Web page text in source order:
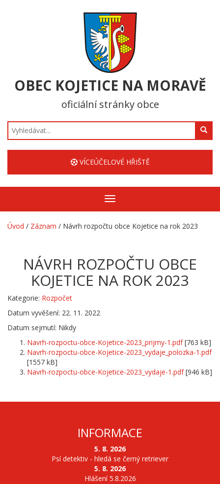
OBEC KOJETICE NA MORAVĚ
oficiální stránky obce
Hledat
VÍCEÚČELOVÉ HŘIŠTĚ
Zobrazit/skrýt
navigaci
Úvod / Záznam / Návrh rozpočtu obce Kojetice na rok 2023
NÁVRH ROZPOČTU OBCE
KOJETICE NA ROK 2023
Kategorie: Rozpočet
Datum vyvěšení: 22. 11. 2022
Datum sejmutí: Nikdy
Navrh-rozpoctu-obce-Kojetice-2023_prijmy-1.pdf[763 kB]
Navrh-rozpoctu-obce-Kojetice-2023_vydaje_polozka-1.pdf
[1557 kB]
Navrh-rozpoctu-obce-Kojetice-2023_vydaje-1.pdf[946 kB]
INFORMACE
5. 8. 2026
Psí detektiv - hledá se černý retriever
5. 8. 2026
Hlášení 5.8.2026